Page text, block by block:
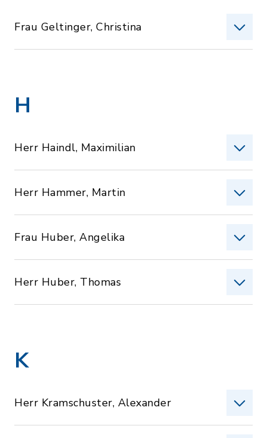
Frau Geltinger, Christina
H
Herr Haindl, Maximilian
Herr Hammer, Martin
Frau Huber, Angelika
Herr Huber, Thomas
K
Herr Kramschuster, Alexander